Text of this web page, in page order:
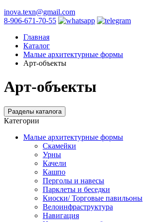
inova.texn@gmail.com
8-906-671-70-55
Главная
Каталог
Малые архитектурные формы
Арт-объекты
Арт-объекты
Разделы каталога
Категории
Малые архитектурные формы
Скамейки
Урны
Качели
Кашпо
Перголы и навесы
Парклеты и беседки
Киоски/ Торговые павильоны
Велоинфраструктура
Навигация